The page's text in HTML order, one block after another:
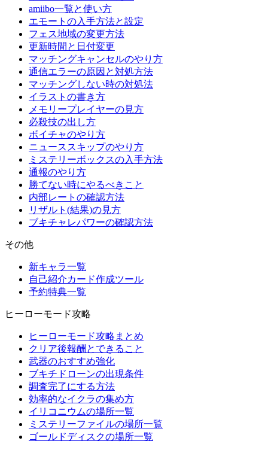
amiibo一覧と使い方
エモートの入手方法と設定
フェス地域の変更方法
更新時間と日付変更
マッチングキャンセルのやり方
通信エラーの原因と対処方法
マッチングしない時の対処法
イラストの書き方
メモリープレイヤーの見方
必殺技の出し方
ボイチャのやり方
ニューススキップのやり方
ミステリーボックスの入手方法
通報のやり方
勝てない時にやるべきこと
内部レートの確認方法
リザルト(結果)の見方
ブキチャレパワーの確認方法
その他
新キャラ一覧
自己紹介カード作成ツール
予約特典一覧
ヒーローモード攻略
ヒーローモード攻略まとめ
クリア後報酬とできること
武器のおすすめ強化
ブキチドローンの出現条件
調査完了にする方法
効率的なイクラの集め方
イリコニウムの場所一覧
ミステリーファイルの場所一覧
ゴールドディスクの場所一覧